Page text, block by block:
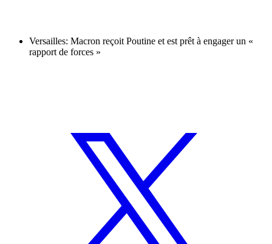
Versailles: Macron reçoit Poutine et est prêt à engager un «
rapport de forces »